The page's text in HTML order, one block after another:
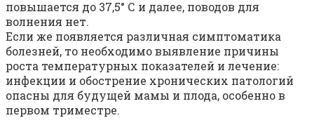
повышается до 37,5° С и далее, поводов для
волнения нет.
Если же появляется различная симптоматика
болезней, то необходимо выявление причины
роста температурных показателей и лечение:
инфекции и обострение хронических патологий
опасны для будущей мамы и плода, особенно в
первом триместре.